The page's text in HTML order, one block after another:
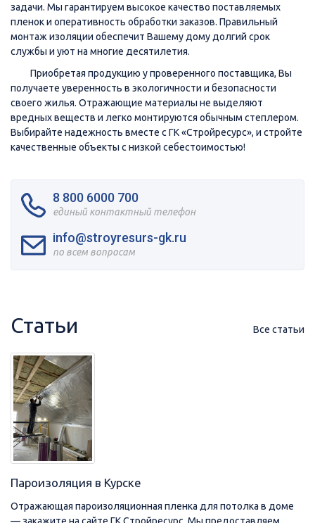
задачи. Мы гарантируем высокое качество поставляемых
пленок и оперативность обработки заказов. Правильный
монтаж изоляции обеспечит Вашему дому долгий срок
службы и уют на многие десятилетия.
Приобретая продукцию у проверенного поставщика, Вы
получаете уверенность в экологичности и безопасности
своего жилья. Отражающие материалы не выделяют
вредных веществ и легко монтируются обычным степлером.
Выбирайте надежность вместе с ГК «Стройресурс», и стройте
качественные объекты с низкой себестоимостью!
8 800 6000 700
единый контактный телефон
info@stroyresurs-gk.ru
по всем вопросам
Статьи Все статьи
Пароизоляция в Курске
Отражающая пароизоляционная пленка для потолка в доме
— закажите на сайте ГК Стройресурс. Мы предоставляем